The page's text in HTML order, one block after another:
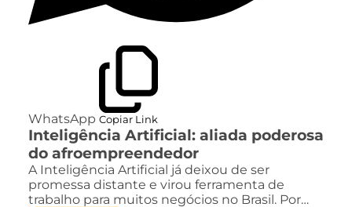
WhatsApp Copiar Link
Inteligência Artificial: aliada poderosa
do afroempreendedor
A Inteligência Artificial já deixou de ser
promessa distante e virou ferramenta de
trabalho para muitos negócios no Brasil. Por…